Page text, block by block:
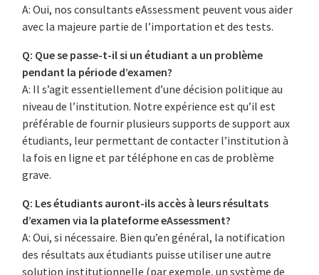
A: Oui, nos consultants eAssessment peuvent vous aider
avec la majeure partie de l’importation et des tests.
Q: Que se passe-t-il si un étudiant a un problème
pendant la période d’examen?
A: Il s’agit essentiellement d’une décision politique au
niveau de l’institution. Notre expérience est qu’il est
préférable de fournir plusieurs supports de support aux
étudiants, leur permettant de contacter l’institution à
la fois en ligne et par téléphone en cas de problème
grave.
Q: Les étudiants auront-ils accès à leurs résultats
d’examen via la plateforme eAssessment?
A: Oui, si nécessaire. Bien qu’en général, la notification
des résultats aux étudiants puisse utiliser une autre
solution institutionnelle (par exemple, un système de